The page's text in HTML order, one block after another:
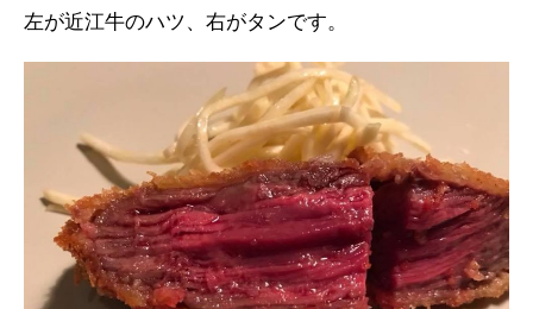
左が近江牛のハツ、右がタンです。